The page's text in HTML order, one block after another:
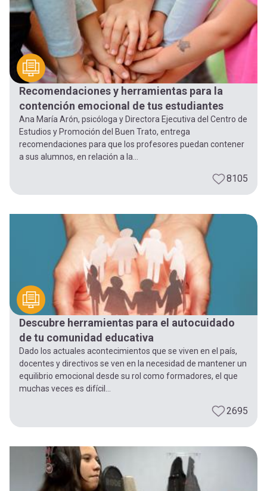
Recomendaciones y herramientas para la
contención emocional de tus estudiantes
Ana María Arón, psicóloga y Directora Ejecutiva del Centro de
Estudios y Promoción del Buen Trato, entrega
recomendaciones para que los profesores puedan contener
a sus alumnos, en relación a la...
8105
Descubre herramientas para el autocuidado
de tu comunidad educativa
Dado los actuales acontecimientos que se viven en el país,
docentes y directivos se ven en la necesidad de mantener un
equilibrio emocional desde su rol como formadores, el que
muchas veces es difícil...
2695